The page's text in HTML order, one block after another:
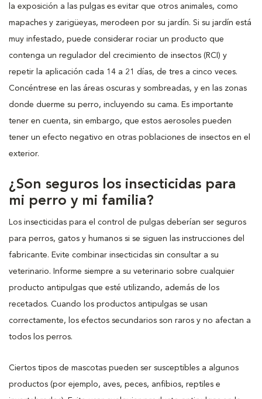
la exposición a las pulgas es evitar que otros animales, como
mapaches y zarigüeyas, merodeen por su jardín. Si su jardín está
muy infestado, puede considerar rociar un producto que
contenga un regulador del crecimiento de insectos (RCI) y
repetir la aplicación cada 14 a 21 días, de tres a cinco veces.
Concéntrese en las áreas oscuras y sombreadas, y en las zonas
donde duerme su perro, incluyendo su cama. Es importante
tener en cuenta, sin embargo, que estos aerosoles pueden
tener un efecto negativo en otras poblaciones de insectos en el
exterior.
¿Son seguros los insecticidas para
mi perro y mi familia?
Los insecticidas para el control de pulgas deberían ser seguros
para perros, gatos y humanos si se siguen las instrucciones del
fabricante. Evite combinar insecticidas sin consultar a su
veterinario. Informe siempre a su veterinario sobre cualquier
producto antipulgas que esté utilizando, además de los
recetados. Cuando los productos antipulgas se usan
correctamente, los efectos secundarios son raros y no afectan a
todos los perros.
Ciertos tipos de mascotas pueden ser susceptibles a algunos
productos (por ejemplo, aves, peces, anfibios, reptiles e